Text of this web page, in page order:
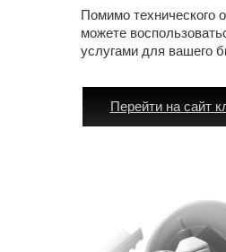
Перейти на сайт
Помимо технического
можете
услугами для вашего